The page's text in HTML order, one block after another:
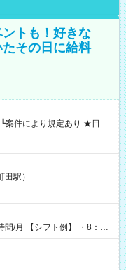
トも！好きな
その日に給料
に現金GET♪ お仕事後はコ
試用期間】試
駅）
・8：00